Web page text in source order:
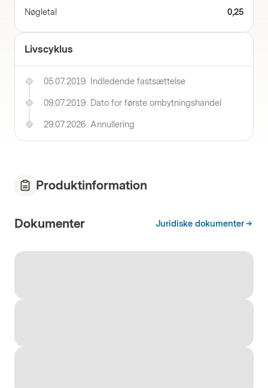
Nøgletal 0,25
Livscyklus
05.07.2019 Indledende fastsættelse
09.07.2019 Dato for første ombytningshandel
29.07.2026 Annullering
Produktinformation
Dokumenter Juridiske dokumenter